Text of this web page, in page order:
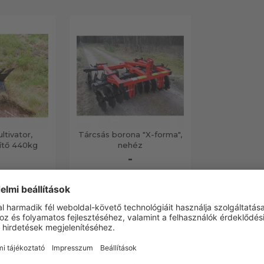
440kg
Tárcsás borona "X-forma",
nehéz
-